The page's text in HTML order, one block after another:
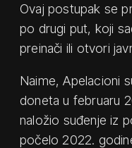
Ovaj postupak se
po drugi put, koji
preinači ili otvori
Naime, Apelacioni
doneta u februaru
naložio suđenje iz
počelo 2022.